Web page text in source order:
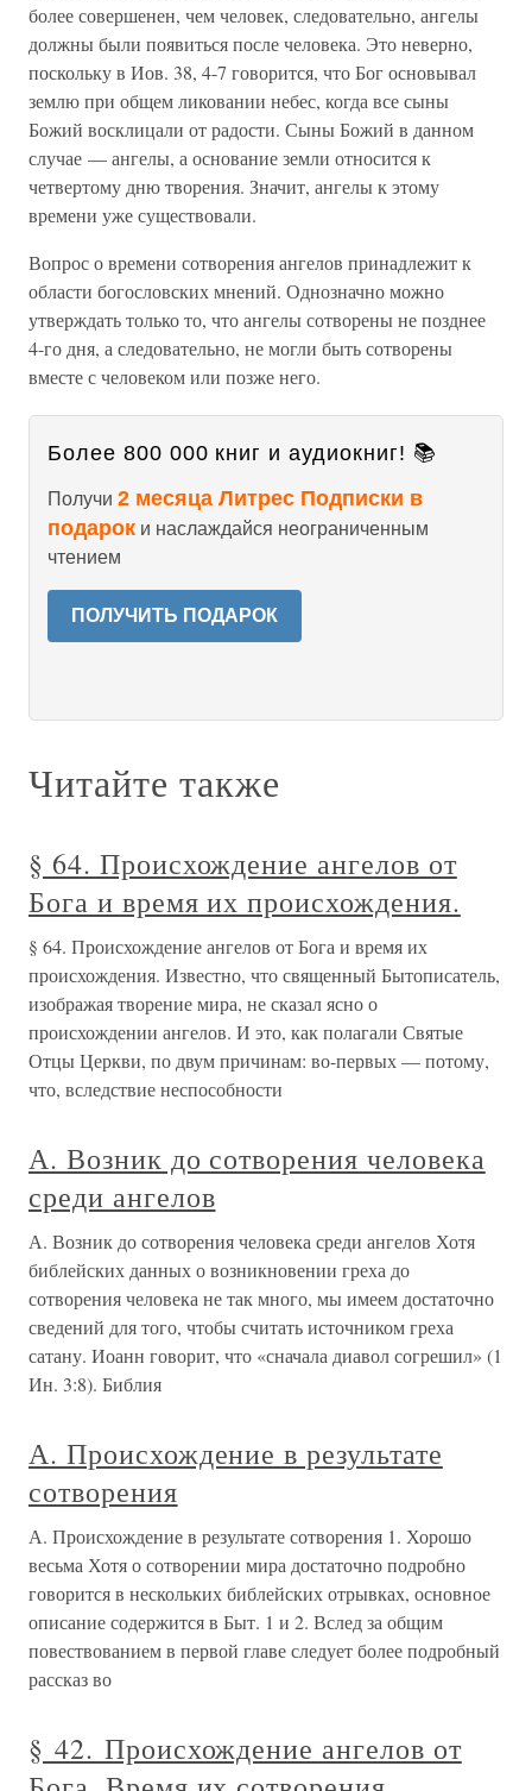
более совершенен, чем человек, следовательно, ангелы
должны были появиться после человека. Это неверно,
поскольку в Иов. 38, 4-7 говорится, что Бог основывал
землю при общем ликовании небес, когда все сыны
Божий восклицали от радости. Сыны Божий в данном
случае — ангелы, а основание земли относится к
четвертому дню творения. Значит, ангелы к этому
времени уже существовали.
Вопрос о времени сотворения ангелов принадлежит к
области богословских мнений. Однозначно можно
утверждать только то, что ангелы сотворены не позднее
4-го дня, а следовательно, не могли быть сотворены
вместе с человеком или позже него.
Более 800 000 книг и аудиокниг! 📚
Получи 2 месяца Литрес Подписки в
подарок и наслаждайся неограниченным
чтением
ПОЛУЧИТЬ ПОДАРОК
Читайте также
§ 64. Происхождение ангелов от
Бога и время их происхождения.
§ 64. Происхождение ангелов от Бога и время их
происхождения. Известно, что священный Бытописатель,
изображая творение мира, не сказал ясно о
происхождении ангелов. И это, как полагали Святые
Отцы Церкви, по двум причинам: во-первых — потому,
что, вследствие неспособности
А. Возник до сотворения человека
среди ангелов
А. Возник до сотворения человека среди ангелов Хотя
библейских данных о возникновении греха до
сотворения человека не так много, мы имеем достаточно
сведений для того, чтобы считать источником греха
сатану. Иоанн говорит, что «сначала диавол согрешил» (1
Ин. 3:8). Библия
А. Происхождение в результате
сотворения
А. Происхождение в результате сотворения 1. Хорошо
весьма Хотя о сотворении мира достаточно подробно
говорится в нескольких библейских отрывках, основное
описание содержится в Быт. 1 и 2. Вслед за общим
повествованием в первой главе следует более подробный
рассказ во
§ 42. Происхождение ангелов от